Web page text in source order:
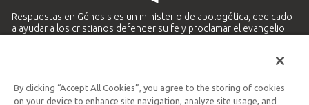
Respuestas en Génesis es un ministerio de apologética, dedicado
a ayudar a los cristianos defender su fe y proclamar el evangelio
Ministerio Hispano y Latinoamericano
By clicking “Accept All Cookies”, you agree to the storing of cookies
on your device to enhance site navigation, analyze site usage, and